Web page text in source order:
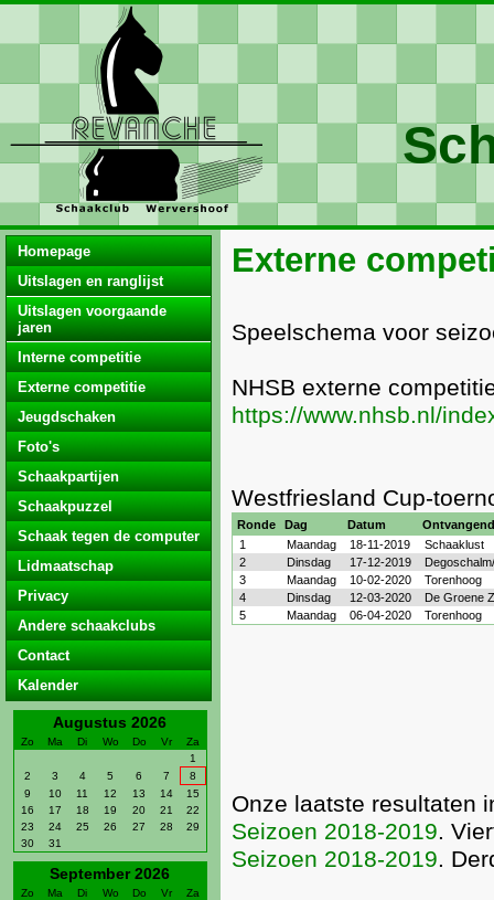
Homepage
Uitslagen en ranglijst
Uitslagen voorgaande
jaren
Interne competitie
Externe competitie
Jeugdschaken
Foto's
Schaakpartijen
Schaakpuzzel
Schaak tegen de computer
Lidmaatschap
Privacy
Andere schaakclubs
Contact
Kalender
Augustus 2026
Zo Ma Di Wo Do Vr
Za
1
2
3 4 5 6 7
8
9
10 11 12 13 14
15
16
17 18 19 20 21
22
23
24 25 26 27 28
29
30
31
September 2026
Zo Ma Di Wo Do Vr
Za
Externe
Speelschema voor
NHSB externe
https://www.nhsb.nl/
Westfriesland Cup-
Ronde Dag Datum
1
Maandag 18-11-2019
Schaaklust
2
Dinsdag 17-12-2019
3
Maandag 10-02-2020
Torenhoog
4
Dinsdag 12-03-2020
De Groene
5
Maandag 06-04-2020 Torenhoog
Onze laatste resultaten
Seizoen 2018-2019.
Seizoen 2018-2019.